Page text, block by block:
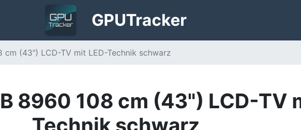
GPUTracker
cm (43") LCD-TV mit LED-Technik schwarz
8960 108 cm (43") LCD-TV